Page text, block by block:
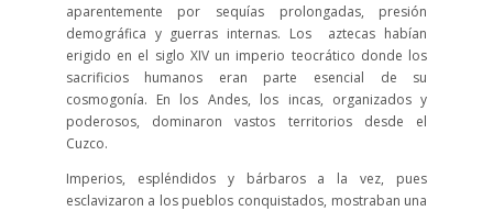
aparentemente por sequías prolongadas, presión
demográfica y guerras internas. Los aztecas habían
erigido en el siglo XIV un imperio teocrático donde los
sacrificios humanos eran parte esencial de su
cosmogonía. En los Andes, los incas, organizados y
poderosos, dominaron vastos territorios desde el
Cuzco.
Imperios, espléndidos y bárbaros a la vez, pues
esclavizaron a los pueblos conquistados, mostraban una